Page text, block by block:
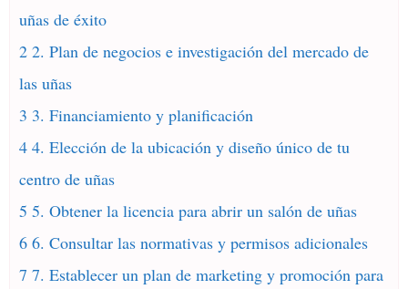
uñas de éxito
2 2. Plan de negocios e investigación del mercado de
las uñas
3 3. Financiamiento y planificación
4 4. Elección de la ubicación y diseño único de tu
centro de uñas
5 5. Obtener la licencia para abrir un salón de uñas
6 6. Consultar las normativas y permisos adicionales
7 7. Establecer un plan de marketing y promoción para